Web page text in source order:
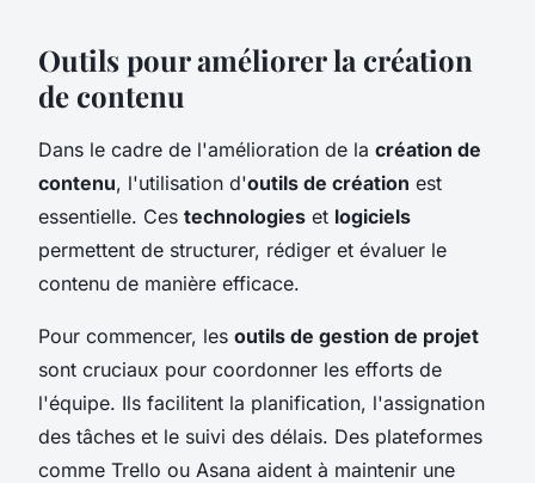
Outils pour améliorer la création
de contenu
Dans le cadre de l'amélioration de la création de
contenu, l'utilisation d'outils de création est
essentielle. Ces technologies et logiciels
permettent de structurer, rédiger et évaluer le
contenu de manière efficace.
Pour commencer, les outils de gestion de projet
sont cruciaux pour coordonner les efforts de
l'équipe. Ils facilitent la planification, l'assignation
des tâches et le suivi des délais. Des plateformes
comme Trello ou Asana aident à maintenir une